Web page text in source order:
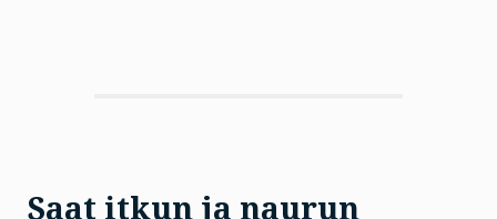
Saat itkun ja naurun